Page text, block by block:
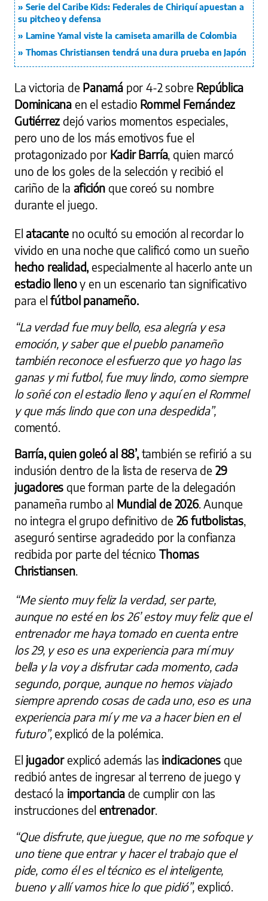
Serie del Caribe Kids: Federales de Chiriquí apuestan a
su pitcheo y defensa
Lamine Yamal viste la camiseta amarilla de Colombia
Thomas Christiansen tendrá una dura prueba en Japón
La victoria de Panamá por 4-2 sobre República
Dominicana en el estadio Rommel Fernández
Gutiérrez dejó varios momentos especiales,
pero uno de los más emotivos fue el
protagonizado por Kadir Barría, quien marcó
uno de los goles de la selección y recibió el
cariño de la afición que coreó su nombre
durante el juego.
El atacante no ocultó su emoción al recordar lo
vivido en una noche que calificó como un sueño
hecho realidad, especialmente al hacerlo ante un
estadio llenoy en un escenario tan significativo
para el fútbol panameño.
“La verdad fue muy bello, esa alegría y esa
emoción, y saber que el pueblo panameño
también reconoce el esfuerzo que yo hago las
ganas y mi futbol, fue muy lindo, como siempre
lo soñé con el estadio lleno y aquí en el Rommel
y que más lindo que con una despedida”,
comentó.
Barría, quien goleó al 88’, también se refirió a su
inclusión dentro de la lista de reserva de 29
jugadores que forman parte de la delegación
panameña rumbo al Mundial de 2026. Aunque
no integra el grupo definitivo de 26 futbolistas,
aseguró sentirse agradecido por la confianza
recibida por parte del técnicoThomas
Christiansen.
“Me siento muy feliz la verdad, ser parte,
aunque no esté en los 26’ estoy muy feliz que el
entrenador me haya tomado en cuenta entre
los 29, y eso es una experiencia para mí muy
bella y la voy a disfrutar cada momento, cada
segundo, porque, aunque no hemos viajado
siempre aprendo cosas de cada uno, eso es una
experiencia para mí y me va a hacer bien en el
futuro”,explicó de la polémica.
El jugadorexplicó además las indicaciones que
recibió antes de ingresar al terreno de juego y
destacó la importancia de cumplir con las
instrucciones del entrenador.
“Que disfrute, que juegue, que no me sofoque y
uno tiene que entrar y hacer el trabajo que el
pide, como él es el técnico es el inteligente,
bueno y allí vamos hice lo que pidió”, explicó.